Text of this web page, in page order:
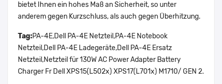
bietet Ihnen ein hohes Maß an Sicherheit, so unter
anderem gegen Kurzschluss, als auch gegen Überhitzung.
Tag:PA-4E,Dell PA-4E Netzteil,PA-4E Notebook
Netzteil,Dell PA-4E Ladegeräte,Dell PA-4E Ersatz
Netzteil,Netzteil für 130W AC Power Adapter Battery
Charger Fr Dell XPS15(L502x) XPS17(L701x) M1710/ GEN 2.